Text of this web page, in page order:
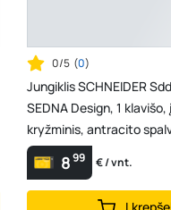
0/5 (0)
Jungiklis SCHNEIDER
SEDNA Design, 1
kryžminis, antracito
899 € / vnt.